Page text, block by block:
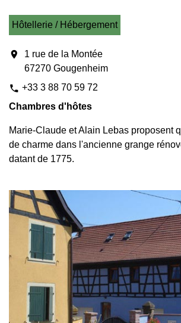
Hôtellerie / Hébergement
location_on
1 rue de la Montée
67270 Gougenheim
phone +33 3 88 70 59 72
Chambres d'hôtes
Marie-Claude et Alain Lebas proposent
de charme dans l'ancienne grange
datant de 1775.